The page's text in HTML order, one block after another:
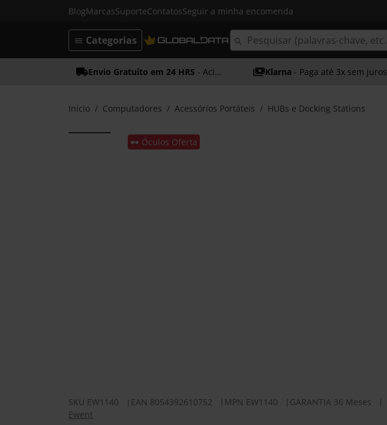
BlogMarcasSuporteContatosSeguir a minha encomenda
Categorias
Envio Gratuito em 24 HRS - Acima dos 50€ Klarna - Paga até 3x sem juros
Início Computadores Acessórios Portáteis HUBs e Docking Stations
🕶️ Óculos Oferta
SKU EW1140 EAN 8054392610752 MPN EW1140 GARANTIA 36 Meses
Ewent